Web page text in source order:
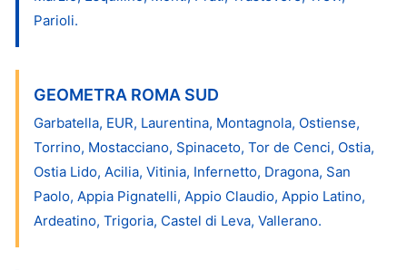
Parioli.
GEOMETRA ROMA SUD
Garbatella, EUR, Laurentina, Montagnola, Ostiense,
Torrino, Mostacciano, Spinaceto, Tor de Cenci, Ostia,
Ostia Lido, Acilia, Vitinia, Infernetto, Dragona, San
Paolo, Appia Pignatelli, Appio Claudio, Appio Latino,
Ardeatino, Trigoria, Castel di Leva, Vallerano.